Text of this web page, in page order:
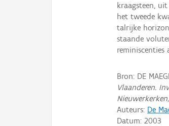
kraagsteen,
het tweede
talrijke
staande
reminiscenties
Bron: DE
Vlaanderen.
Auteurs: De
Datum:2003